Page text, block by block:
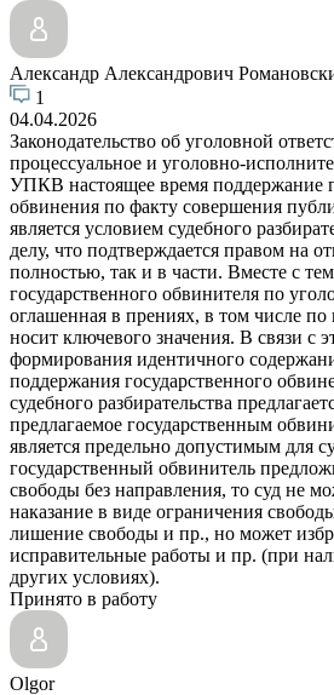
Александр Александрович
1
04.04.2026
Законодательство об уголовной
процессуальное и уголовно-
УПКВ настоящее время поддержание
обвинения по факту совершения
является условием судебного
делу, что подтверждается правом на
полностью, так и в части. Вместе с
государственного обвинителя по
оглашенная в прениях, в том числе по
носит ключевого значения. В связи с
формирования идентичного
поддержания государственного
судебного разбирательства
предлагаемое государственным
является предельно допустимым для
государственный обвинитель
свободы без направления, то суд не
наказание в виде ограничения
лишение свободы и пр., но может
исправительные работы и пр. (при
других условиях).
Принято в работу
Olgor